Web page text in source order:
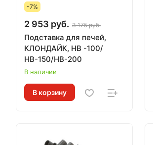
-7%
2 953 руб. 3 175 руб.
Подставка для печей,
КЛОНДАЙК, НВ -100/
НВ-150/НВ-200
В наличии
В корзину